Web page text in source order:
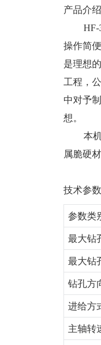
产品介绍
HF-
操作简便
是理想
工程，
中对予
想。
本
属脆硬
技术参数
参数类
最大钻
最大钻
钻孔方
进给方
主轴转